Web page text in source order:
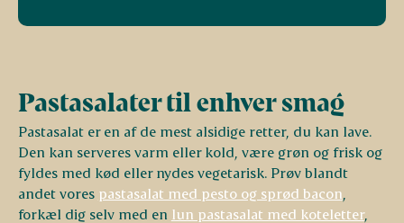
Pastasalater til enhver smag
Pastasalat er en af de mest alsidige retter, du kan lave.
Den kan serveres varm eller kold, være grøn og frisk og
fyldes med kød eller nydes vegetarisk. Prøv blandt
andet vores pastasalat med pesto og sprød bacon
forkæl dig selv med en lun pastasalat med koteletter,